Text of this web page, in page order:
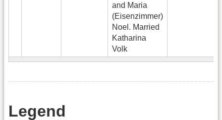
and Maria
(Eisenzimmer)
Noel. Married
Katharina
Volk
Legend